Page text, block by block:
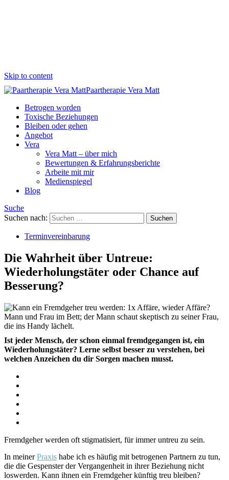
Skip to content
Paartherapie Vera Matt
Betrogen worden
Toxische Beziehungen
Bleiben oder gehen
Angebot
Vera
Vera Matt – über mich
Bewertungen & Erfahrungsberichte
Arbeite mit mir
Medienspiegel
Blog
Suche
Suchen nach:
Terminvereinbarung
Die Wahrheit über Untreue:
Wiederholungstäter oder Chance auf
Besserung?
Ist jeder Mensch, der schon einmal fremdgegangen ist, ein
Wiederholungstäter? Lerne selbst besser zu verstehen, bei
welchen Anzeichen du dir Sorgen machen musst.
Fremdgeher werden oft stigmatisiert, für immer untreu zu sein.
In meinerPraxis habe ich es häufig mit betrogenen Partnern zu tun,
die die Gespenster der Vergangenheit in ihrer Beziehung nicht
loswerden. Kann ihnen ein Fremdgeher künftig treu bleiben?